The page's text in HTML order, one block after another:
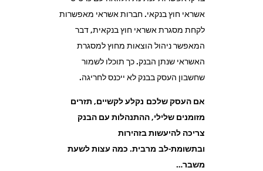
אשראי חוץ בנקאי. חברות אשראי מאפשרות
לקחת מסגרת אשראי חוץ בנקאית, דבר
המאפשר ניהול הוצאות מחוץ למסגרת
האשראי שנתן הבנק. כך תוכלו לשמור
שחשבון העסק בבנק לא ייכנס לחריגה.
אם העסק שלכם נקלע לקשיים, תזרים
מזומנים שלילי, ההתנהלות עם הבנק
צריכה להיעשות בזהירות
ובתשומת-לב מרבית. כמה עצות לשעת
משבר…